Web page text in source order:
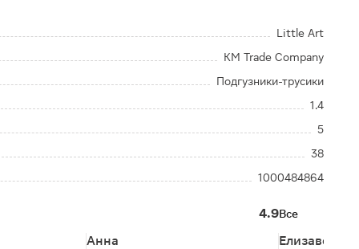
Little Art
KM Trade Company
Подгузники-трусики
1.4
5
38
1000484864
4.9Все
Анна Елизавета